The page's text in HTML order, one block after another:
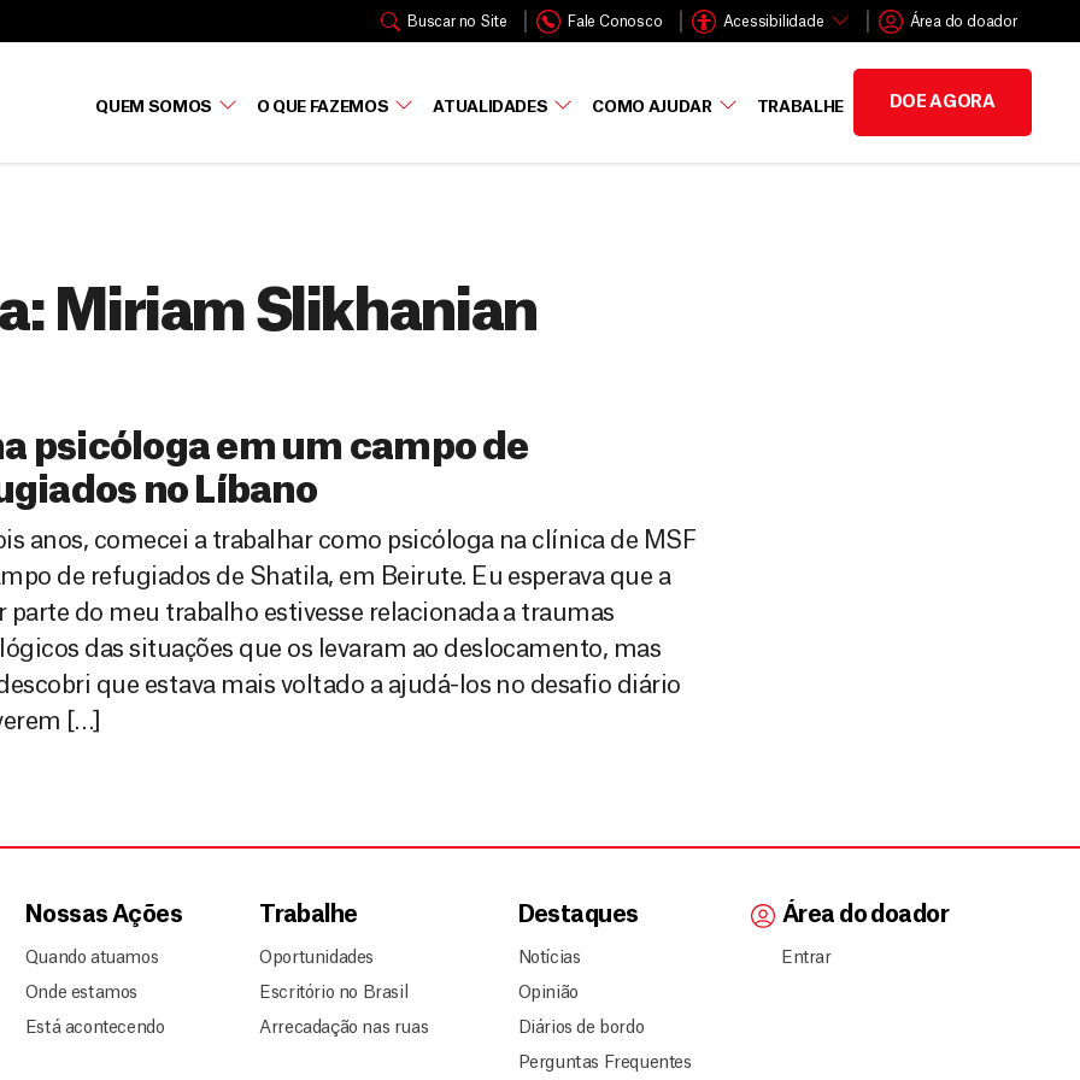
Buscar no Site Fale Conosco Acessibilidade Área do doador
QUEM SOMOS O QUE FAZEMOS ATUALIDADES COMO AJUDAR TRABALHE DOE AGORA
Miriam Slikhanian
psicóloga em um campo de
no Líbano
anos, comecei a trabalhar como psicóloga na clínica de MSF
de refugiados de Shatila, em Beirute. Eu esperava que a
parte do meu trabalho estivesse relacionada a traumas
das situações que os levaram ao deslocamento, mas
que estava mais voltado a ajudá-los no desafio diário
[…]
Nossas Ações
Quando atuamos
Onde estamos
Está acontecendo
Trabalhe
Oportunidades
Escritório no Brasil
Arrecadação nas ruas
Destaques
Notícias
Opinião
Diários de bordo
Perguntas Frequentes
Área do doador
Entrar